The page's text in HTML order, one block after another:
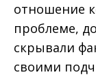
отношение
проблеме,
скрывали
своими